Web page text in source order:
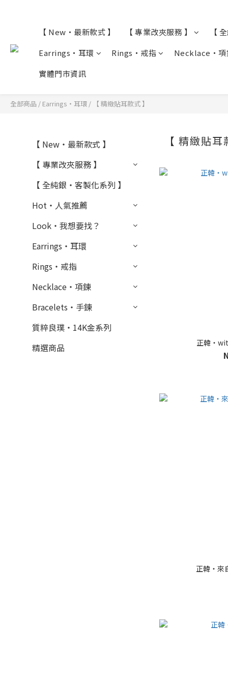
【 New・最新款式 】 【 專業改夾服務 】
【
Earrings・耳環
Rings・戒指
Necklace・項
實體門市資訊
全部商品 / Earrings・耳環 / 【 精緻貼耳款式 】
【 New・最新款式 】
【 專業改夾服務 】
【 全純銀・客製化系列 】
Hot・人氣推薦
Look・我想要找？
Earrings・耳環
Rings・戒指
Necklace・項鍊
Bracelets・手鍊
質粹良璞・14K金系列
精選商品
【 精緻貼
正韓・
正韓・來